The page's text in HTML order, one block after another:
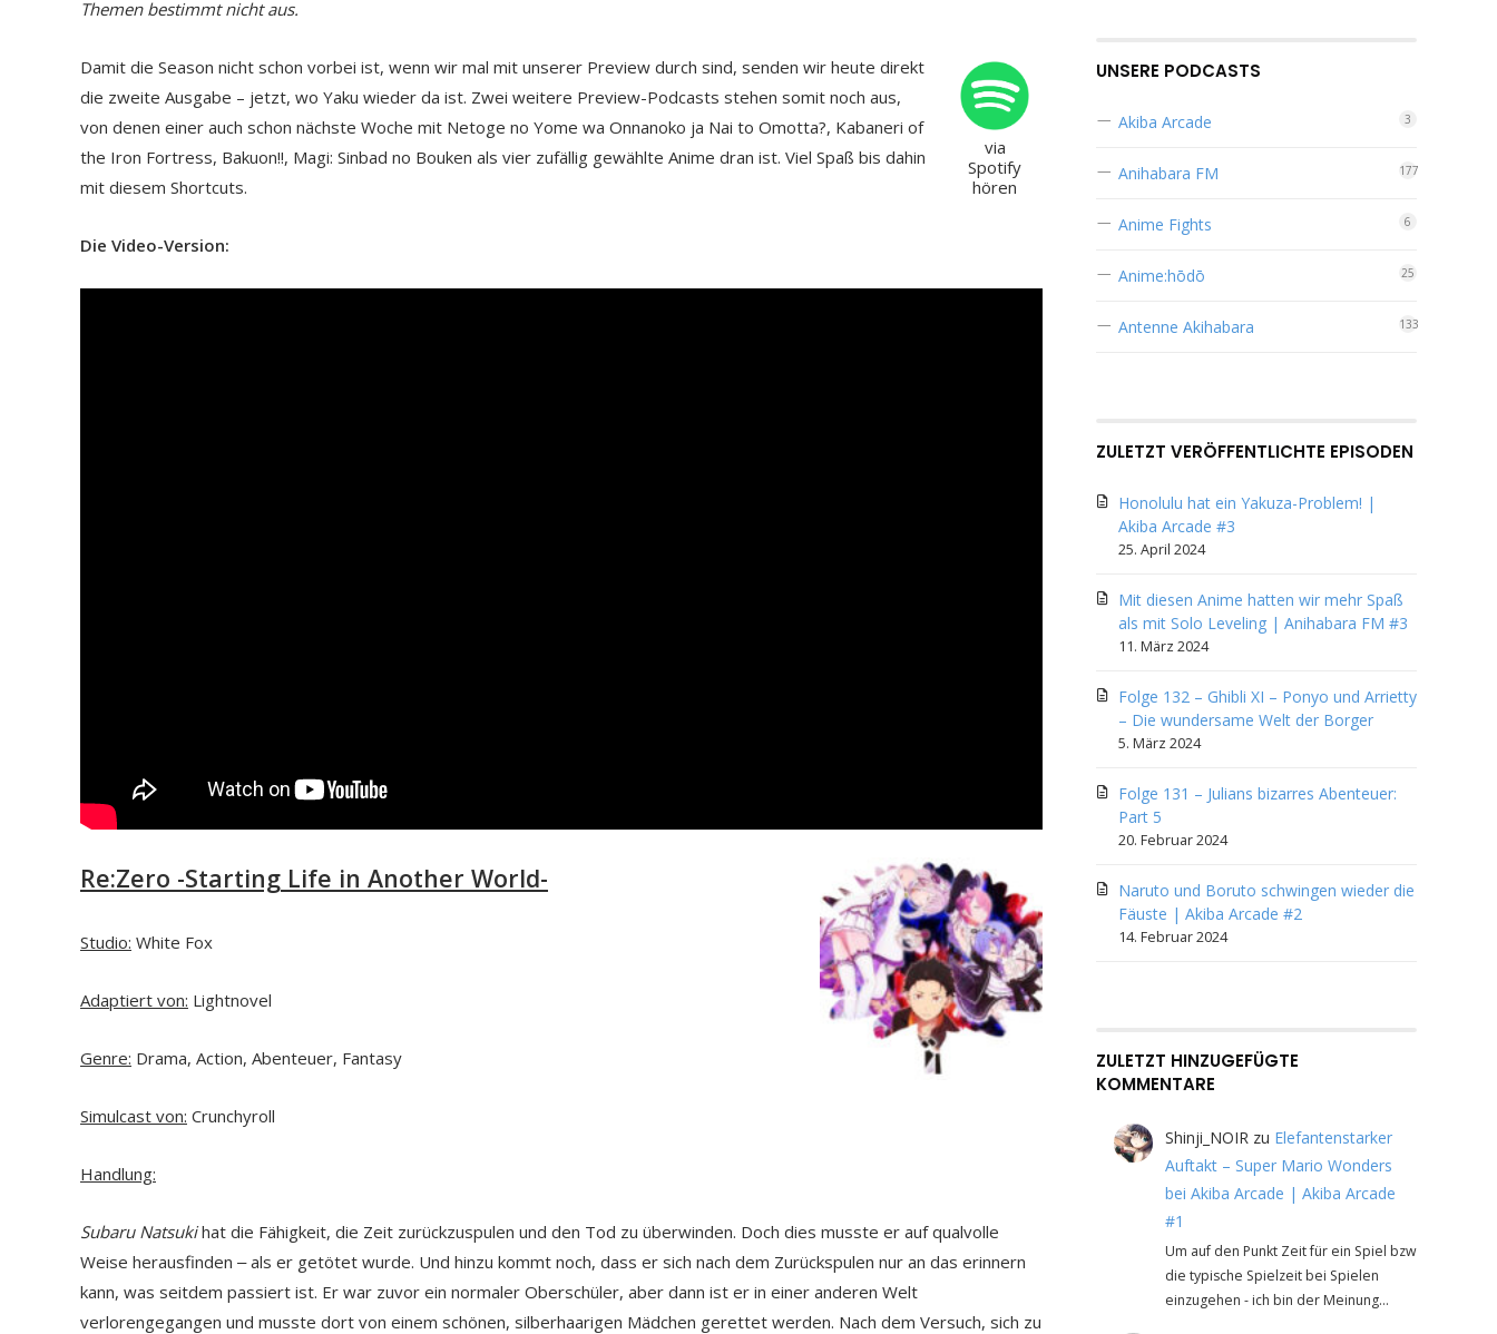
Themen bestimmt nicht aus.
via
Spotify
hören
Damit die Season nicht schon vorbei ist, wenn wir mal mit unserer Preview durch sind, senden wir heute direkt
die zweite Ausgabe – jetzt, wo Yaku wieder da ist. Zwei weitere Preview-Podcasts stehen somit noch aus,
von denen einer auch schon nächste Woche mit Netoge no Yome wa Onnanoko ja Nai to Omotta?, Kabaneri of
the Iron Fortress, Bakuon!!, Magi: Sinbad no Bouken als vier zufällig gewählte Anime dran ist. Viel Spaß bis dahin
mit diesem Shortcuts.
Die Video-Version:
Re:Zero -Starting Life in Another World-
Studio: White Fox
Adaptiert von: Lightnovel
Genre: Drama, Action, Abenteuer, Fantasy
Simulcast von: Crunchyroll
Handlung:
Subaru Natsukihat die Fähigkeit, die Zeit zurückzuspulen und den Tod zu überwinden. Doch dies musste er auf qualvolle
Weise herausfinden ‒ als er getötet wurde. Und hinzu kommt noch, dass er sich nach dem Zurückspulen nur an das erinnern
kann, was seitdem passiert ist. Er war zuvor ein normaler Oberschüler, aber dann ist er in einer anderen Welt
verlorengegangen und musste dort von einem schönen, silberhaarigen Mädchen gerettet werden. Nach dem Versuch, sich zu
UNSERE PODCASTS
Akiba Arcade 3
Anihabara FM 177
Anime Fights 6
Anime:hōdō 25
Antenne Akihabara 133
ZULETZT VERÖFFENTLICHTE EPISODEN
Honolulu hat ein Yakuza-Problem! |
Akiba Arcade #3
25. April 2024
Mit diesen Anime hatten wir mehr Spaß
als mit Solo Leveling | Anihabara FM #3
11. März 2024
Folge 132 – Ghibli XI – Ponyo und Arrietty
– Die wundersame Welt der Borger
5. März 2024
Folge 131 – Julians bizarres Abenteuer:
Part 5
20. Februar 2024
Naruto und Boruto schwingen wieder die
Fäuste | Akiba Arcade #2
14. Februar 2024
ZULETZT HINZUGEFÜGTE
KOMMENTARE
Shinji_NOIRzu Elefantenstarker
Auftakt – Super Mario Wonders
bei Akiba Arcade | Akiba Arcade
#1
Um auf den Punkt Zeit für ein Spiel bzw
die typische Spielzeit bei Spielen
einzugehen - ich bin der Meinung…